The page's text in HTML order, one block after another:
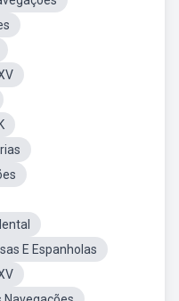
E Espanholas